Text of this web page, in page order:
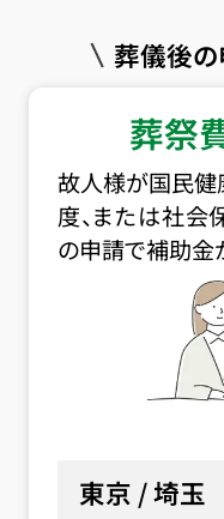
葬儀後
葬祭
故人様が国民健
度、または社会
の申請で補助金
東京 / 埼玉